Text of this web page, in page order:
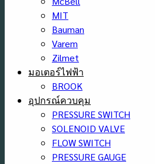
MIT
Bauman
Varem
Zilmet
มอเตอร์ไฟฟ้า
BROOK
อุปกรณ์ควบคุม
PRESSURE SWITCH
SOLENOID VALVE
FLOW SWITCH
PRESSURE GAUGE